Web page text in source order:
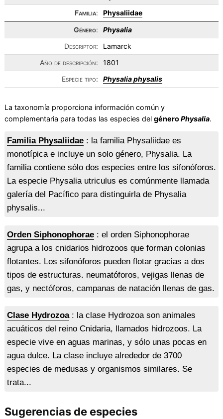
Familia:
Physaliidae
Género:
Physalia
Descriptor:
Lamarck
Año de descripción:
1801
Especie tipo:
Physalia physalis
La taxonomía proporciona información común y
complementaria para todas las especies del géneroPhysalia.
Familia Physaliidae: la familia Physaliidae es
monotípica e incluye un solo género, Physalia. La
familia contiene sólo dos especies entre los sifonóforos.
La especie Physalia utriculus es comúnmente llamada
galería del Pacífico para distinguirla de Physalia
physalis...
Orden Siphonophorae: el orden Siphonophorae
agrupa a los cnidarios hidrozoos que forman colonias
flotantes. Los sifonóforos pueden flotar gracias a dos
tipos de estructuras. neumatóforos, vejigas llenas de
gas, y nectóforos, campanas de natación llenas de gas.
Clase Hydrozoa: la clase Hydrozoa son animales
acuáticos del reino Cnidaria, llamados hidrozoos. La
especie vive en aguas marinas, y sólo unas pocas en
agua dulce. La clase incluye alrededor de 3700
especies de medusas y organismos similares. Se
trata...
Sugerencias de especies